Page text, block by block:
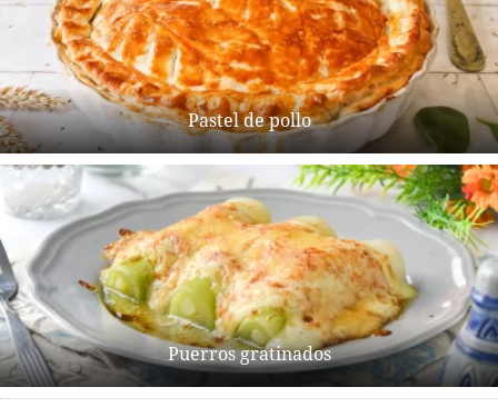
Pastel de pollo
Puerros gratinados